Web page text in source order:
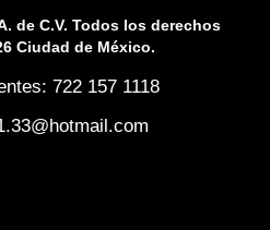
de C.V. Todos los derechos
Ciudad de México.
722 157 1118